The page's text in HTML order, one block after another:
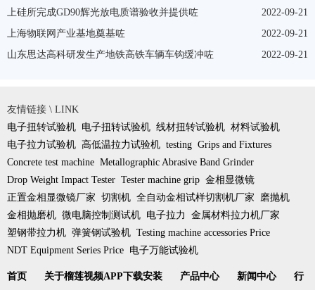
2022-09-21
上硅所完成GD90辉光放电质谱验收并提供咗
2022-09-21
上海物联网产业基地奠基咗
2022-09-21
山东思达高科研发生产地铁高铁车辆车钩缓冲咗
友情链接 \ LINK
电子扭转试验机 电子扭转试验机 线材扭转试验机 材料试验机
电子拉力试验机 高低温拉力试验机 testing Grips and Fixtures
Concrete test machine Metallographic Abrasive Band Grinder
Drop Weight Impact Tester Tester machine grip 金相显微镜
正置金相显微镜厂家 切割机 全自动金相试样切割机厂家
磨抛机
金相抛磨机 微电脑控制测试机 电子拉力
金属材料拉力机厂家
塑钢带拉力机 弹簧钢试验机 Testing machine accessories Price
NDT Equipment Series Price 电子万能试验机
首页 关于榴莲视频APP下载安装 产品中心 新闻中心 行